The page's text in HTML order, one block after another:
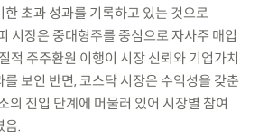
초과 성과를 기록하고 있는 것으로
시장은 중대형주를 중심으로 자사주 매입
적 주주환원 이행이 시장 신뢰와 기업가치
보인 반면, 코스닥 시장은 수익성을 갖춘
의 진입 단계에 머물러 있어 시장별 참여
음.